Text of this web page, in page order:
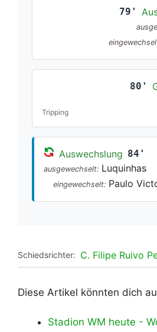
79'
80'
Tripping
Auswechslung 84'
ausgewechselt: Luquinhas
eingewechselt: Paulo
Schiedsrichter: C. Filipe Ruivo
Diese Artikel könnten dich
Stadion WM heute -